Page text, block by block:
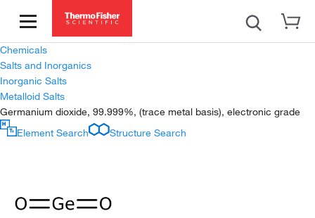
Chemicals
Salts and Inorganics
Inorganic Salts
Metalloid Salts
Germanium dioxide, 99.999%, (trace metal basis), electronic grade
Element Search
Structure Search